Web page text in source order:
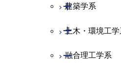
物質・
ース
原子核
エネル
ライフ
エンジ
ース
経営工
エンジ
専門科目
ース
原子核
ース
ース
知能情
ライフ
建築学系
開閉
建築学
エンジ
土木・環境工学
開閉
土木工
融合理工学系
開閉